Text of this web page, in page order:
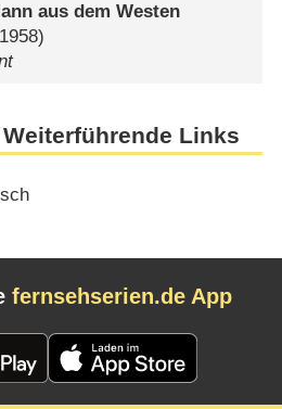
aus dem Westen
Links
fernsehserien.de App